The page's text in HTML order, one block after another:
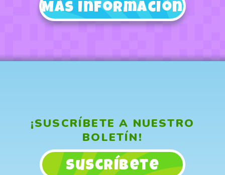
Más información
¡SUSCRÍBETE A NUESTRO
BOLETÍN!
Suscríbete